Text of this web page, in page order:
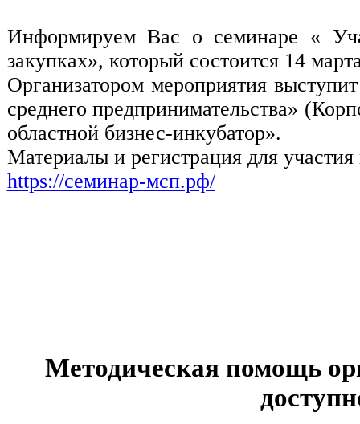
Информируем Вас о семинаре «
закупках», который состоится 14
Организатором мероприятия
среднего предпринимательства»
областной бизнес-инкубатор».
Материалы и регистрация для
https://семинар-мсп.рф/
Методическая помощь